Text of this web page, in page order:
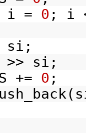
i = 0 ; i
si;
si;
0 ;